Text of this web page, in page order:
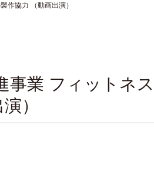
作協力 （動画出演）
事業 フィットネス
）